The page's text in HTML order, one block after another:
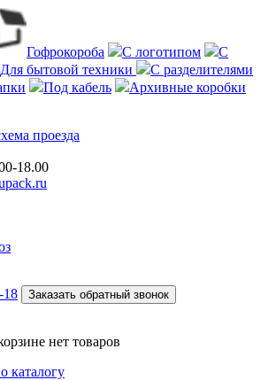
Гофрокороба С логотипом
С
Для бытовой техники
С разделителями
Под кабель
Архивные коробки
проезда
18.00
18 Заказать обратный звонок
нет товаров
каталогу